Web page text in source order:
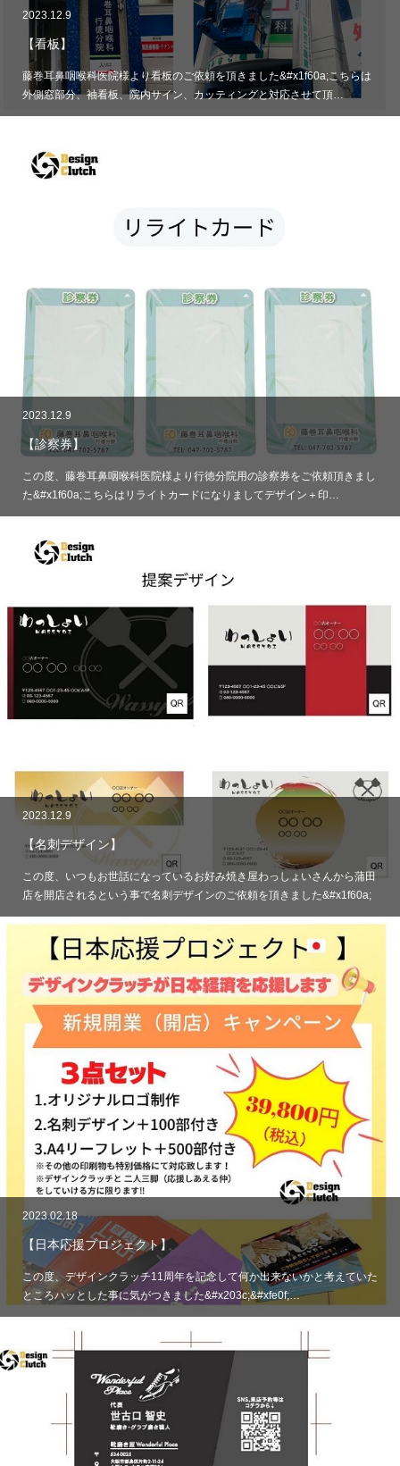
2023.12.9
【看板】
藤巻耳鼻咽喉科医院様より看板のご依頼を頂きました&#x1f60a;こちらは
外側窓部分、袖看板、院内サイン、カッティングと対応させて頂…
2023.12.9
【診察券】
この度、藤巻耳鼻咽喉科医院様より行徳分院用の診察券をご依頼頂きまし
た&#x1f60a;こちらはリライトカードになりましてデザイン＋印…
2023.12.9
【名刺デザイン】
この度、いつもお世話になっているお好み焼き屋わっしょいさんから蒲田
店を開店されるという事で名刺デザインのご依頼を頂きました&#x1f60a;
…
2023.02.18
【日本応援プロジェクト】
この度、デザインクラッチ11周年を記念して何か出来ないかと考えていた
ところハッとした事に気がつきました&#x203c;&#xfe0f;…